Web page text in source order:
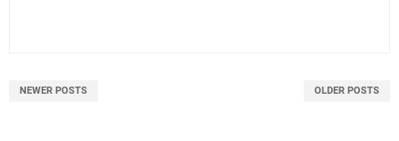
NEWER POSTS OLDER POSTS